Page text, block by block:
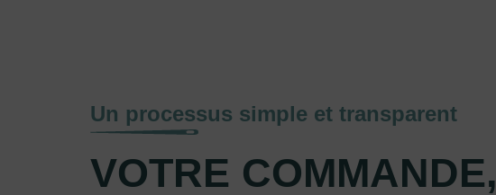
Un processus simple et transparent
VOTRE COMMANDE,